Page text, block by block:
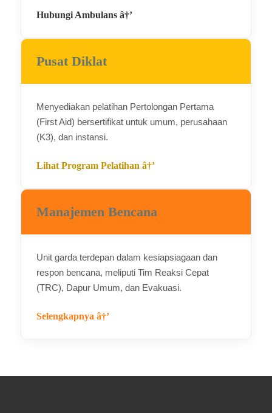
Hubungi Ambulans â†’
Pusat Diklat
Menyediakan pelatihan Pertolongan Pertama
(First Aid) bersertifikat untuk umum, perusahaan
(K3), dan instansi.
Lihat Program Pelatihan â†’
Manajemen Bencana
Unit garda terdepan dalam kesiapsiagaan dan
respon bencana, meliputi Tim Reaksi Cepat
(TRC), Dapur Umum, dan Evakuasi.
Selengkapnya â†’